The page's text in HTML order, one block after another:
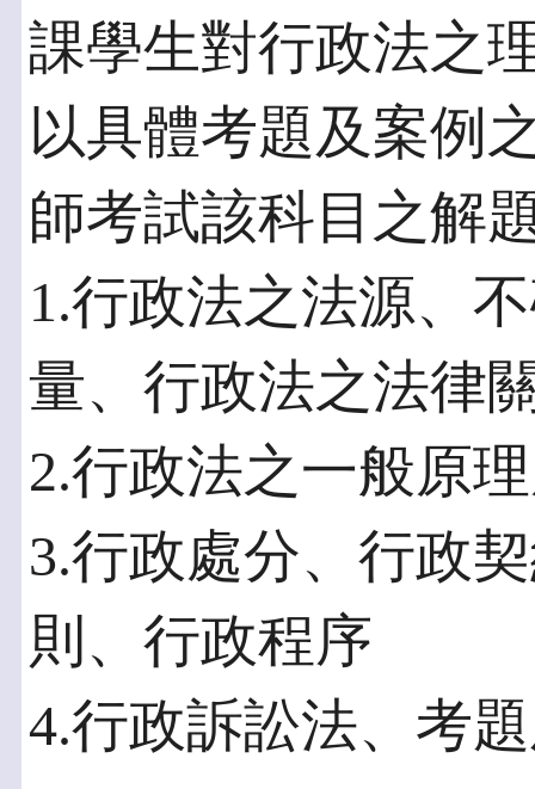
課學生對行政法之
以具體考題及案例
師考試該科目之解
1.行政法之法源、
量、行政法之法律
2.行政法之一般原
3.行政處分、行政
則、行政程序
4.行政訴訟法、考